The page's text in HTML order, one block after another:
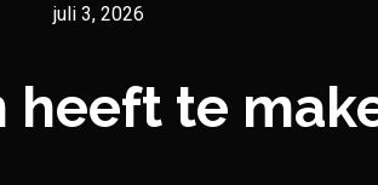
juli 3, 2026
heeft te